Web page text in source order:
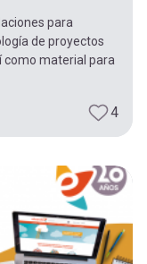
para
de proyectos
como material para
4